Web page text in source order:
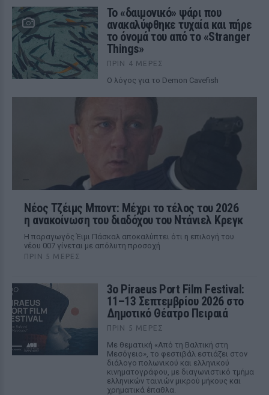
Το «δαιμονικό» ψάρι που
ανακαλύφθηκε τυχαία και πήρε
το όνομά του από το «Stranger
Things»
ΠΡΙΝ 4 ΜΈΡΕΣ
Ο λόγος για το Demon Cavefish
Νέος Τζέιμς Μποντ: Μέχρι το τέλος του 2026
η ανακοίνωση του διαδόχου του Ντάνιελ Κρεγκ
Η παραγωγός Έιμι Πάσκαλ αποκαλύπτει ότι η επιλογή του
νέου 007 γίνεται με απόλυτη προσοχή
ΠΡΙΝ 5 ΜΈΡΕΣ
3ο Piraeus Port Film Festival:
11–13 Σεπτεμβρίου 2026 στο
Δημοτικό Θέατρο Πειραιά
ΠΡΙΝ 5 ΜΈΡΕΣ
Με θεματική «Από τη Βαλτική στη
Μεσόγειο», το φεστιβάλ εστιάζει στον
διάλογο πολωνικού και ελληνικού
κινηματογράφου, με διαγωνιστικό τμήμα
ελληνικών ταινιών μικρού μήκους και
χρηματικά έπαθλα.